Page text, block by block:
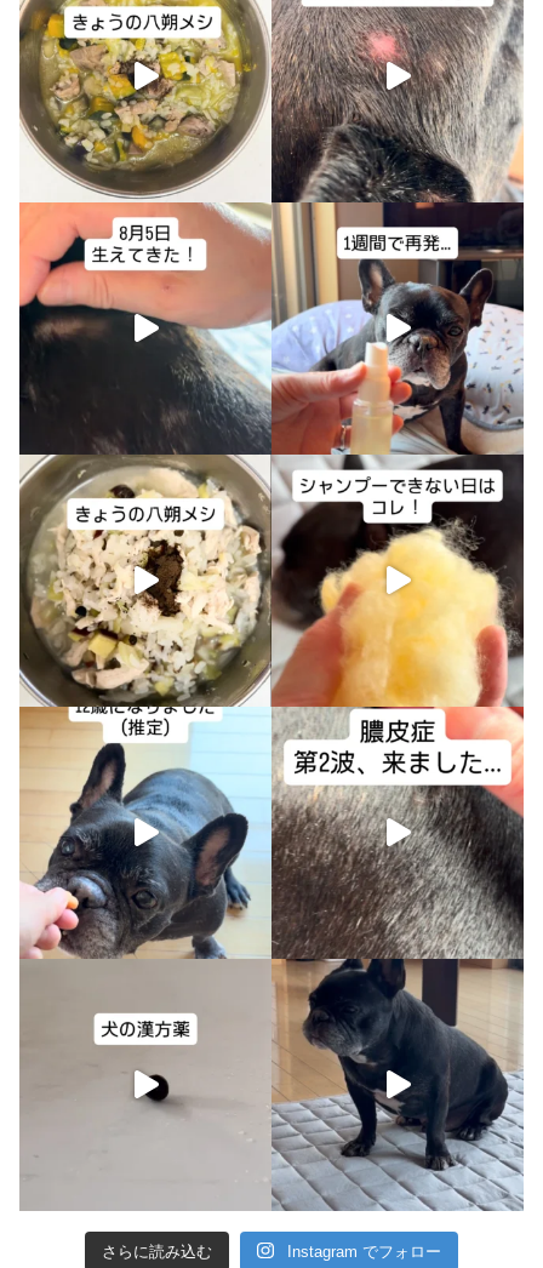
さらに読み込む Instagram でフォロー